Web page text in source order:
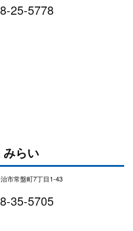
25-5778
らい
市常盤町7丁目1-43
35-5705